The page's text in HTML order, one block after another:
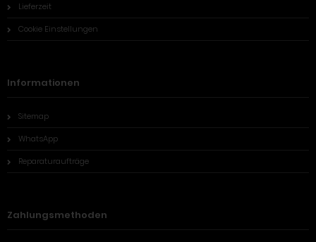
Lieferzeit
Cookie Einstellungen
Informationen
Sitemap
WhatsApp
Reparaturaufträge
Zahlungsmethoden